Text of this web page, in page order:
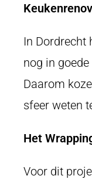
In Dordrecht
nog in
Daarom
sfeer weten
Het
Voor dit